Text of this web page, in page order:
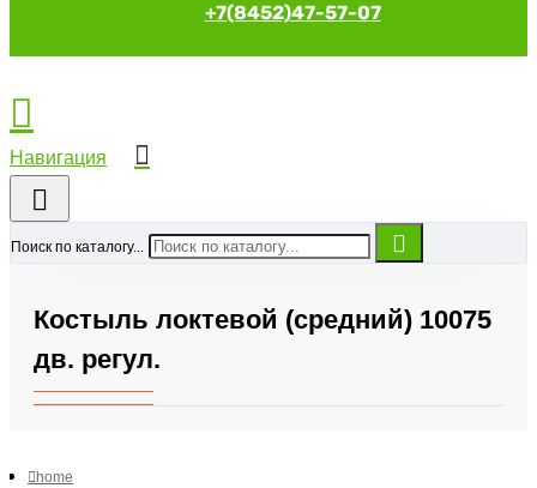
+7(8452)47-57-07
Поиск по каталогу...
Костыль локтевой (средний) 10075
дв. регул.
home